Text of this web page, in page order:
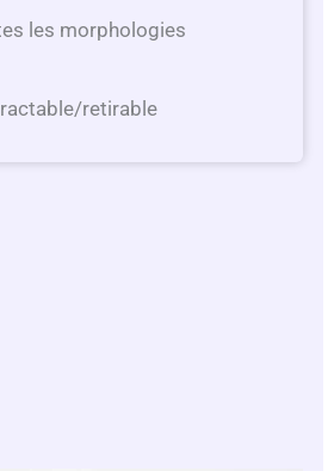
les morphologies
retirable